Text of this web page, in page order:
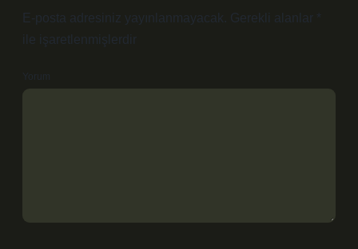
E-posta adresiniz yayınlanmayacak. Gerekli alanlar *
ile işaretlenmişlerdir
Yorum